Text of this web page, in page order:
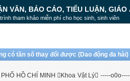
VĂN, BÁO CÁO, TIỂU LUẬN, GIÁO
tham khảo miễn phí cho học sinh, sinh viên
có tần số thay đổi được (Dao động đa hài)
HỒ CHÍ MINH Khoa Vật Lý -----